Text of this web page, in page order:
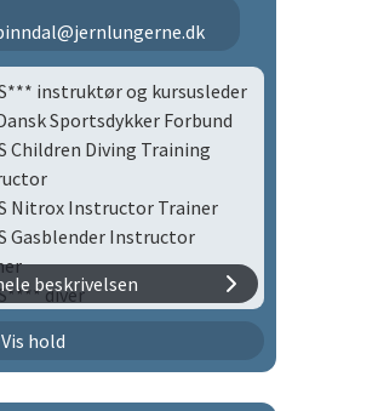
instruktør og kursusleder
Sportsdykker Forbund
Children Diving Training
Nitrox Instructor Trainer
Gasblender Instructor
diver
beskrivelsen
Vis hold
Flaskedykning med børn |